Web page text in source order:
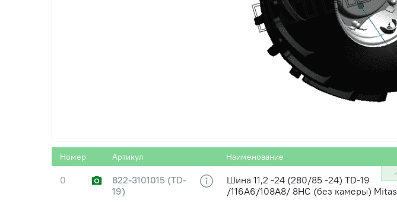
Номер Артикул Наименование
0
822-3101015 (TD-
19)
Шина 11,2 -24 (280/85 -24) TD-19
/116A6/108A8/ 8НС (без камеры) Mitas